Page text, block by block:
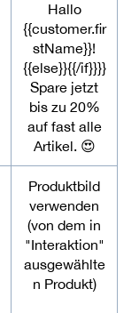
Hallo
{{customer.fir
stName}}!
{{else}}{{/if}}}}
Spare jetzt
bis zu 20%
auf fast alle
Artikel. 😍
Produktbild
verwenden
(von dem in
"Interaktion"
ausgewählte
n Produkt)